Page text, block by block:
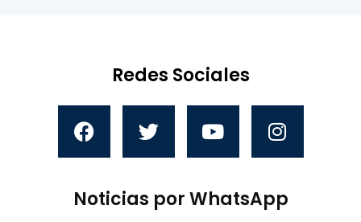
Redes Sociales
Noticias por WhatsApp